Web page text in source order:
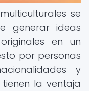
se
generar ideas
en un
por personas
y
la ventaja